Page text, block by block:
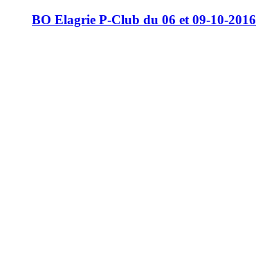
BO Elagrie P-Club du 06 et 09-10-2016